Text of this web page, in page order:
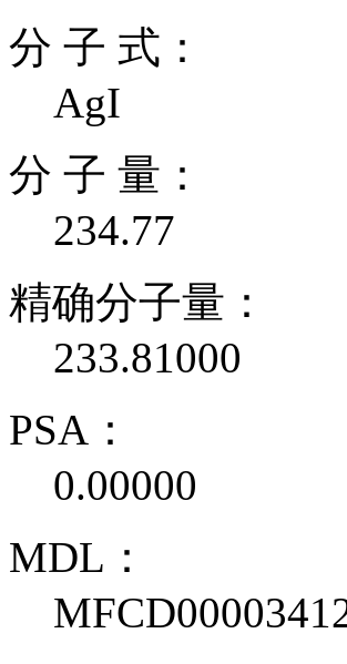
分 子 式：
AgI
分 子 量：
234.77
精确分子量：
233.81000
PSA：
0.00000
MDL：